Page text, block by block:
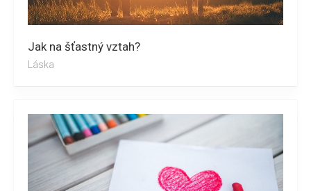
Jak na šťastný vztah?
Láska